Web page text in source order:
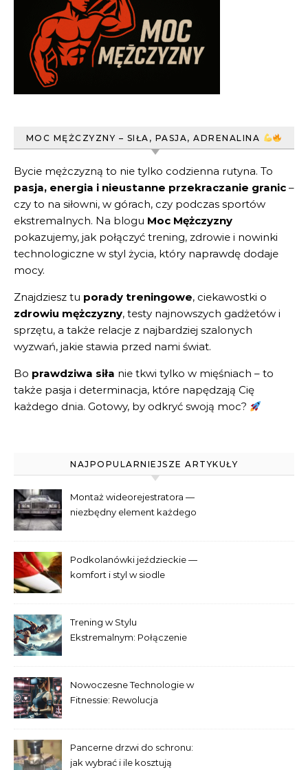
MOC MĘŻCZYZNY – SIŁA, PASJA, ADRENALINA
Bycie mężczyzną to nie tylko codzienna rutyna. To
pasja, energia i nieustanne przekraczanie granic –
czy to na siłowni, w górach, czy podczas sportów
ekstremalnych. Na blogu Moc Mężczyzny
pokazujemy, jak połączyć trening, zdrowie i nowinki
technologiczne w styl życia, który naprawdę dodaje
mocy.
Znajdziesz tu porady treningowe, ciekawostki o
zdrowiu mężczyzny, testy najnowszych gadżetów i
sprzętu, a także relacje z najbardziej szalonych
wyzwań, jakie stawia przed nami świat.
Bo prawdziwa siła nie tkwi tylko w mięśniach – to
także pasja i determinacja, które napędzają Cię
każdego dnia. Gotowy, by odkryć swoją moc?
NAJPOPULARNIEJSZE ARTYKUŁY
Montaż wideorejestratora —
niezbędny element każdego
Podkolanówki jeździeckie —
komfort i styl w siodle
Trening w Stylu
Ekstremalnym: Połączenie
Nowoczesne Technologie w
Fitnessie: Rewolucja
Pancerne drzwi do schronu:
jak wybrać i ile kosztują